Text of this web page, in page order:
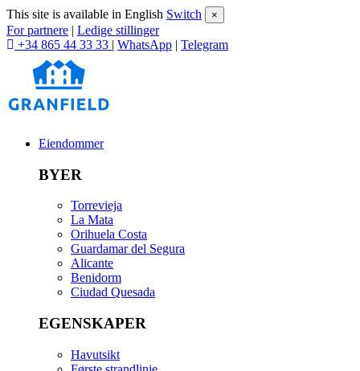
This site is available in English Switch ×
For partnere | Ledige stillinger
+34 865 44 33 33 | WhatsApp | Telegram
Eiendommer
BYER
Torrevieja
La Mata
Orihuela Costa
Guardamar del Segura
Alicante
Benidorm
Ciudad Quesada
EGENSKAPER
Havutsikt